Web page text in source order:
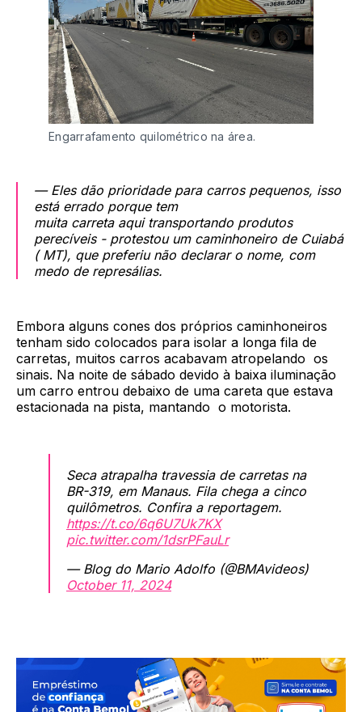
Engarrafamento quilométrico na área.
— Eles dão prioridade para carros pequenos, isso
está errado porque tem
muita carreta aqui transportando produtos
perecíveis - protestou um caminhoneiro de Cuiabá
( MT), que preferiu não declarar o nome, com
medo de represálias.
Embora alguns cones dos próprios caminhoneiros
tenham sido colocados para isolar a longa fila de
carretas, muitos carros acabavam atropelando os
sinais. Na noite de sábado devido à baixa iluminação
um carro entrou debaixo de uma careta que estava
estacionada na pista, mantando o motorista.
Seca atrapalha travessia de carretas na
BR-319, em Manaus. Fila chega a cinco
quilômetros. Confira a reportagem.
https://t.co/6q6U7Uk7KX
pic.twitter.com/1dsrPFauLr
— Blog do Mario Adolfo (@BMAvideos)
October 11, 2024